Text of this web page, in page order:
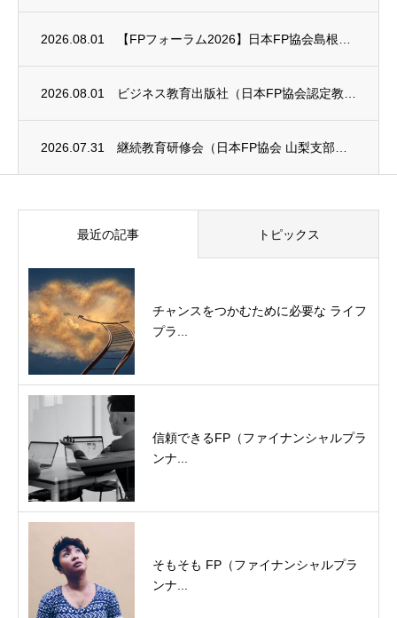
2026.08.01 【FPフォーラム2026】日本FP協会島根支部のお知らせ
2026.08.01 ビジネス教育出版社（日本FP協会認定教育機関）継続セミナー終了のお知らせ
2026.07.31 継続教育研修会（日本FP協会 山梨支部）のお知らせ
最近の記事 トピックス
チャンスをつかむために必要な ライフ
プラ...
信頼できるFP（ファイナンシャルプラ
ンナ...
そもそも FP（ファイナンシャルプラ
ンナ...